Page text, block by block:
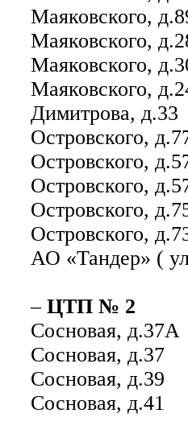
Маяковского,
Маяковского,
Маяковского,
Маяковского,
Димитрова, д.33
Островского,
Островского,
Островского,
Островского,
Островского,
АО «Тандер» (
– ЦТП № 2
Сосновая, д.37А
Сосновая, д.37
Сосновая, д.39
Сосновая, д.41